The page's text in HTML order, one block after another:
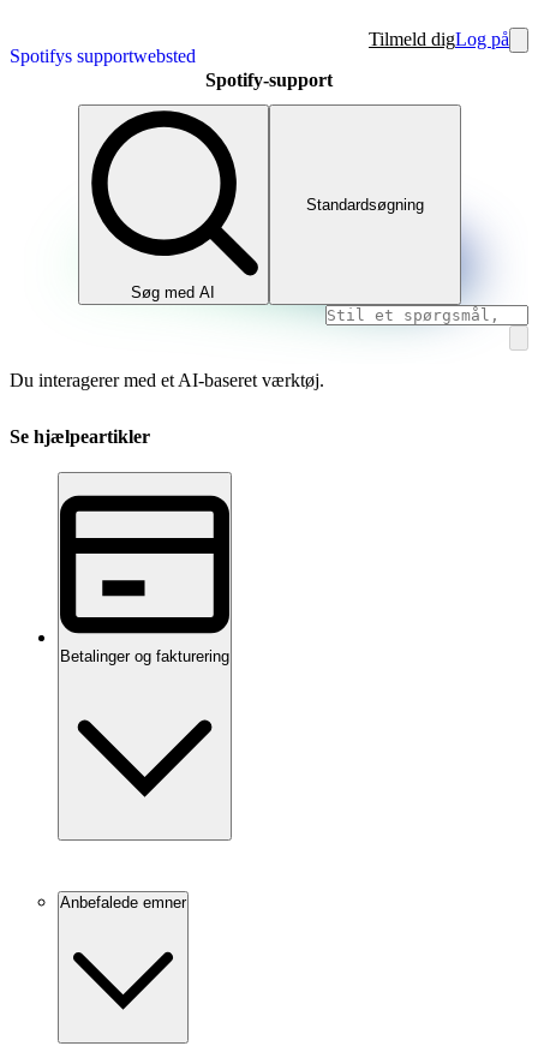
Spotifys supportwebsted
Tilmeld digLog på
Spotify-support
Søg med AI
Standardsøgning
Du interagerer med et AI-baseret værktøj.
Se hjælpeartikler
Betalinger og fakturering
Anbefalede emner